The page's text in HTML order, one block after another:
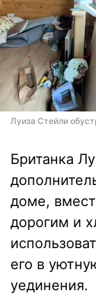
Луиза Стейли
Британка
доме,
дорогим и
его в
уединения.